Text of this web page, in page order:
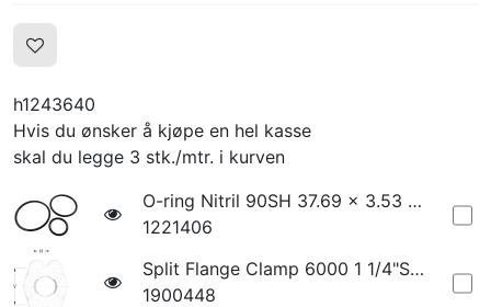
h1243640
Hvis du ønsker å kjøpe en hel kasse
skal du legge 3 stk./mtr. i kurven
O-ring Nitril 90SH 37.69 x 3.53 - SAE - 1 1/4"
1221406
Split Flange Clamp 6000 1 1/4"SL - FHS-2000
1900448